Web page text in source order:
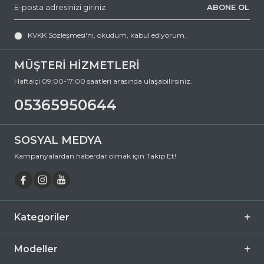
e-posta adresimize yazabilirsiniz.
aksesuardır. Bu fırsatı kaçırmayın ve hemen sepetinize ekleyin.
Ürün Açıklaması
Çerçeve Şekli Dikdörtgen
Çerçeve Rengi
Çerçeve Materyali Metal
Cam Rengi
Degrade Hayır
Polarize
Ayna Hayır
Fotokromik
MÜŞTERİ HİZMETLERİ
Haftaiçi 09:00-17:00 saatleri arasında ulaşabilirsiniz.
05365950644
ABONE OL
KVKK Sözleşmesi'ni, okudum, kabul ediyorum.
SOSYAL MEDYA
Kampanyalardan haberdar olmak için Takip Et!
Kategoriler
Modeller